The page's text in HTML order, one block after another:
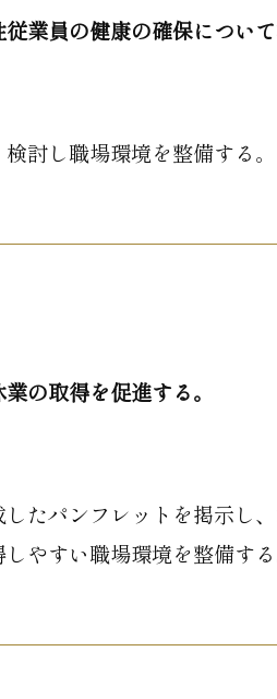
業員の健康の確保について
討し職場環境を整備する。
の取得を促進する。
たパンフレットを掲示し
やすい職場環境を整備する